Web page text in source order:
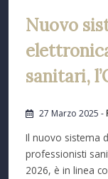
Nuovo
sanitari,
27 Marzo 2025 -
Il nuovo sistema
professionisti
2026, è in linea